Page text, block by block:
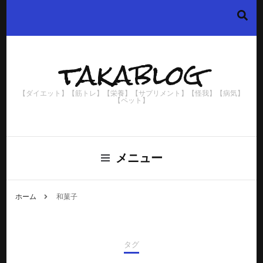
takablog
【ダイエット】【筋トレ】【栄養】【サプリメント】【怪我】【病気】
【ペット】
メニュー
ホーム 和菓子
タグ